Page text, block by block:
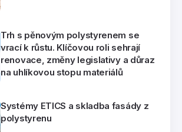
Trh s pěnovým polystyrenem se
vrací k růstu. Klíčovou roli sehrají
renovace, změny legislativy a důraz
na uhlíkovou stopu materiálů
Systémy ETICS a skladba fasády z
polystyrenu